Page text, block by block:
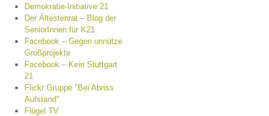
Demokratie-Initiative 21
Der Ältestenrat – Blog der
SeniorInnen für K21
Facebook – Gegen unnütze
Großprojekte
Facebook – Kein Stuttgart
21
Flickr Gruppe "Bei Abriss
Aufstand"
Flügel TV